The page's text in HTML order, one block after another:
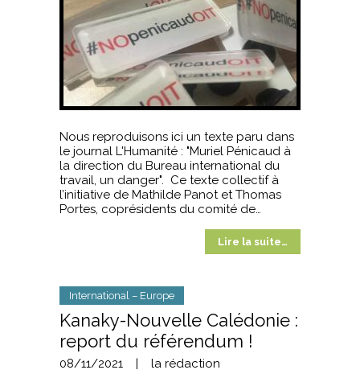
Nous reproduisons ici un texte paru dans
le journal L'Humanité : "Muriel Pénicaud à
la direction du Bureau international du
travail, un danger". Ce texte collectif à
l’initiative de Mathilde Panot et Thomas
Portes, coprésidents du comité de…
Lire la suite…
International – Europe
Kanaky-Nouvelle Calédonie :
report du référendum !
08/11/2021 | la rédaction